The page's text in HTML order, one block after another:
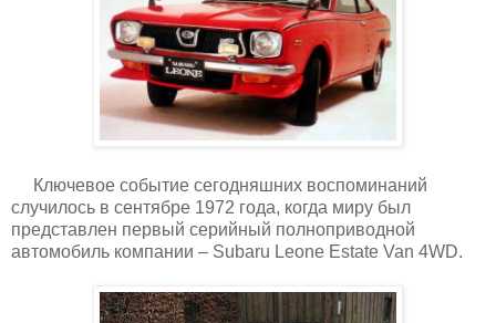
Ключевое событие сегодняшних воспоминаний
случилось в сентябре 1972 года, когда миру был
представлен первый серийный полноприводной
автомобиль компании – Subaru Leone Estate Van 4WD.